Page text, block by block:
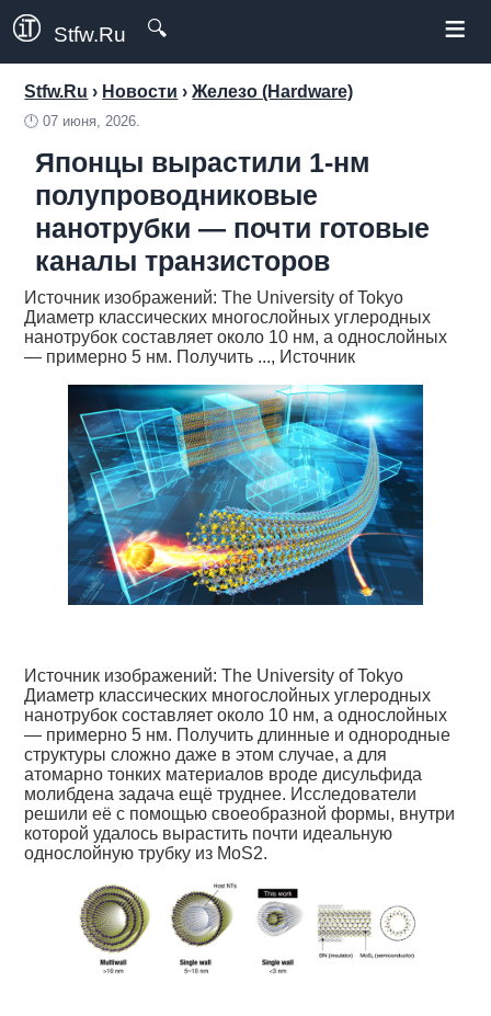
Stfw.Ru 🔍 ≡
Stfw.Ru › Новости ›Железо (Hardware)
🕛07 июня, 2026.
Японцы вырастили 1-нм
полупроводниковые
нанотрубки — почти готовые
каналы транзисторов
Источник изображений: The University of Tokyo
Диаметр классических многослойных углеродных
нанотрубок составляет около 10 нм, а однослойных
— примерно 5 нм. Получить ..., Источник
Источник изображений: The University of Tokyo
Диаметр классических многослойных углеродных
нанотрубок составляет около 10 нм, а однослойных
— примерно 5 нм. Получить длинные и однородные
структуры сложно даже в этом случае, а для
атомарно тонких материалов вроде дисульфида
молибдена задача ещё труднее. Исследователи
решили её с помощью своеобразной формы, внутри
которой удалось вырастить почти идеальную
однослойную трубку из MoS2.